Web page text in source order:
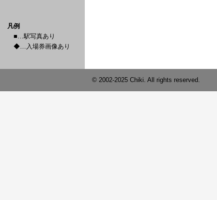
凡例
■…駅写真あり
◆…入場券画像あり
© 2002-2025 Chiki. All rights reserved.